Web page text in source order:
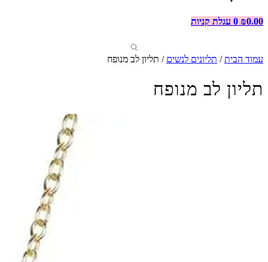
₪0.00
0 עגלת קניות
עמוד הבית/ תליונים לנשים / תליון לב מנופח
תליון לב מנופח